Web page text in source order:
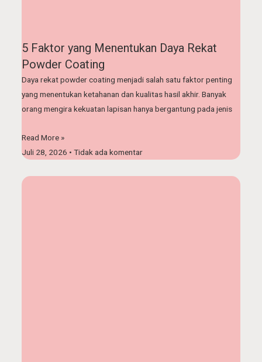
5 Faktor yang Menentukan Daya Rekat
Powder Coating
Daya rekat powder coating menjadi salah satu faktor penting
yang menentukan ketahanan dan kualitas hasil akhir. Banyak
orang mengira kekuatan lapisan hanya bergantung pada jenis
Read More »
Juli 28, 2026
Tidak ada komentar